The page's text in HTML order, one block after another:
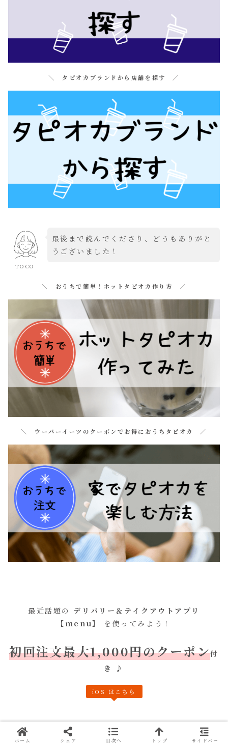
＼ タピオカブランドから店舗を探す ／
TOCO
最後まで読んでくださり、どうもありがと
うございました！
＼ おうちで簡単！ホットタピオカ作り方 ／
＼ ウーバーイーツのクーポンでお得におうちタピオカ ／
最近話題の デリバリー＆テイクアウトアプリ
【menu】
を使ってみよう！
初回注文最大1,000円のクーポン付
き
♪
iOS はこちら
Android はこちら
ホーム シェア 目次へ トップ サイドバー